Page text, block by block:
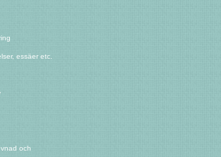
essäer etc.
och